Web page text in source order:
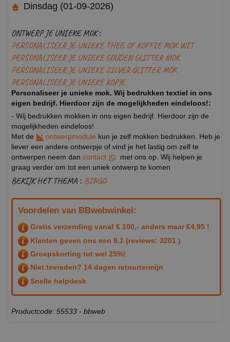
Dinsdag (01-09-2026)
ONTWERP JE UNIEKE MOK :
PERSONALISEER JE UNIEKE THEE OF KOFFIE MOK WIT
PERSONALISEER JE UNIEKE GOUDEN GLITTER MOK
PERSONALISEER JE UNIEKE ZILVER GLITTER MOK
PERSONALISEER JE UNIEKE KOPJE
Personaliseer je unieke mok. Wij bedrukken textiel in ons
eigen bedrijf. Hierdoor zijn de mogelijkheden eindeloos!:
- Wij bedrukken mokken in ons eigen bedrijf. Hierdoor zijn de
mogelijkheden eindeloos!
Met de
ontwerpmodule kun je zelf mokken bedrukken. Heb je
liever een andere ontwerpje of vind je het lastig om zelf te
ontwerpen neem dan contact
met ons op. Wij helpen je
graag verder om tot een uniek ontwerp te komen
BEKIJK HET THEMA : BINGO
Voordelen van BBwebwinkel:
Gratis verzending vanaf € 100,- anders maar €4,95 !
Klanten geven ons een 9.1 (reviews: 3201 )
Groepskorting tot wel 25%!
Niet tevreden? 14 dagen retourtermijn
Snelle helpdesk
Productcode: 55533 - bbweb